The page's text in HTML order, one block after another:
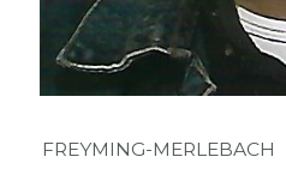
FREYMING-MERLEBACH